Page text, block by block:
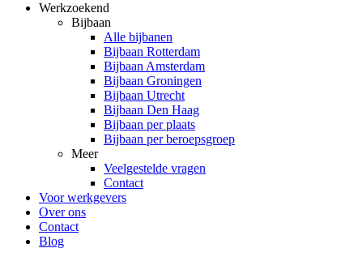
Werkzoekend
Bijbaan
Alle bijbanen
Bijbaan Rotterdam
Bijbaan Amsterdam
Bijbaan Groningen
Bijbaan Utrecht
Bijbaan Den Haag
Bijbaan per plaats
Bijbaan per beroepsgroep
Meer
Veelgestelde vragen
Contact
Voor werkgevers
Over ons
Contact
Blog